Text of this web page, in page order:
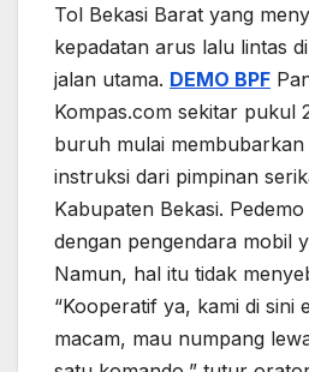
Tol Bekasi Barat yang
kepadatan arus lalu lintas
jalan utama. DEMO BPF
Kompas.com sekitar pukul
buruh mulai membubarkan
instruksi dari pimpinan
Kabupaten Bekasi.
dengan pengendara mobil
Namun, hal itu tidak
“Kooperatif ya, kami di sini
macam, mau numpang